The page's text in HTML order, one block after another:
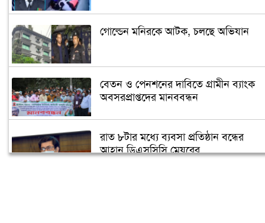
গোল্ডেন মনিরকে আটক, চলছে অভিযান
বেতন ও পেনশনের দাবিতে গ্রামীন ব্যাংক
অবসরপ্রাপ্তদের মানববন্ধন
রাত ৮টার মধ্যে ব্যবসা প্রতিষ্ঠান বন্ধের
আহ্বান ডিএসসিসি মেয়রের